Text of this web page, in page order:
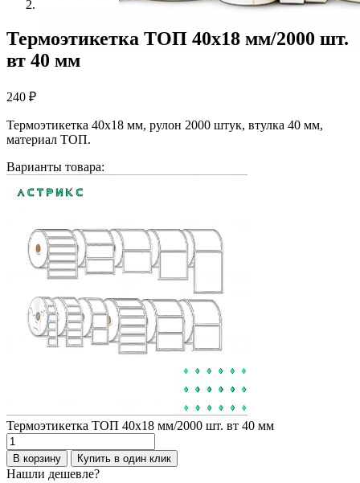
Термоэтикетка ТОП 40х18 мм/2000 шт.
вт 40 мм
240 ₽
Термоэтикетка 40х18 мм, рулон 2000 штук, втулка 40 мм,
материал ТОП.
Варианты товара:
Термоэтикетка ТОП 40х18 мм/2000 шт. вт 40 мм
Количество
товара
Термоэтикетка
В корзину Купить в один клик
Нашли дешевле?